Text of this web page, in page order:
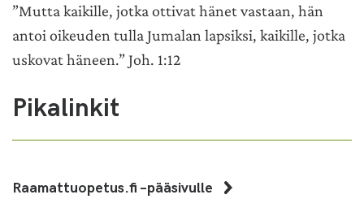
”Mutta kaikille, jotka ottivat hänet vastaan, hän
antoi oikeuden tulla Jumalan lapsiksi, kaikille, jotka
uskovat häneen.” Joh. 1:12
Pikalinkit
Raamattuopetus.fi –pääsivulle